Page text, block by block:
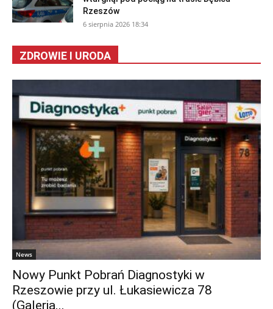
Rzeszów
6 sierpnia 2026 18:34
ZDROWIE I URODA
News
Nowy Punkt Pobrań Diagnostyki w
Rzeszowie przy ul. Łukasiewicza 78
(Galeria...